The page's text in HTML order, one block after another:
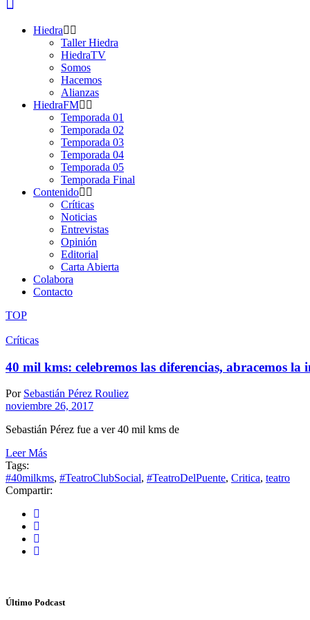
Hiedra
Taller Hiedra
HiedraTV
Somos
Hacemos
Alianzas
HiedraFM
Temporada 01
Temporada 02
Temporada 03
Temporada 04
Temporada 05
Temporada Final
Contenido
Críticas
Noticias
Entrevistas
Opinión
Editorial
Carta Abierta
Colabora
Contacto
TOP
Críticas
40 mil kms: celebremos las diferencias, abracemos la
Por Sebastián Pérez Rouliez
noviembre 26, 2017
Sebastián Pérez fue a ver 40 mil kms de
Leer Más
Tags:
#40milkms, #TeatroClubSocial, #TeatroDelPuente, Critica, teatro
Compartir:
Último Podcast